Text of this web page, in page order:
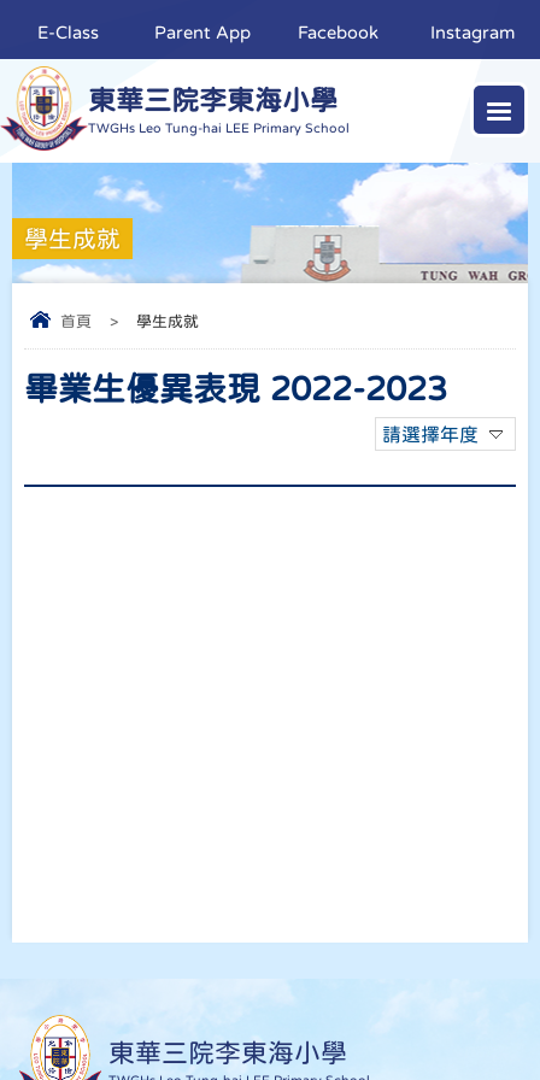
東華三院李東海小學
TWGHs Leo Tung-hai LEE Primary School
E-Class Parent App Facebook Instagram
學生成就
首頁 > 學生成就
畢業生優異表現 2022-2023
請選擇年度
東華三院李東海小學